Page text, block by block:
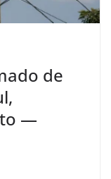
de
—